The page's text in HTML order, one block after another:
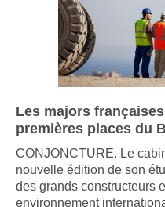
Les majors
premières places du
CONJONCTURE. Le
nouvelle édition de son
des grands constructeurs
environnement